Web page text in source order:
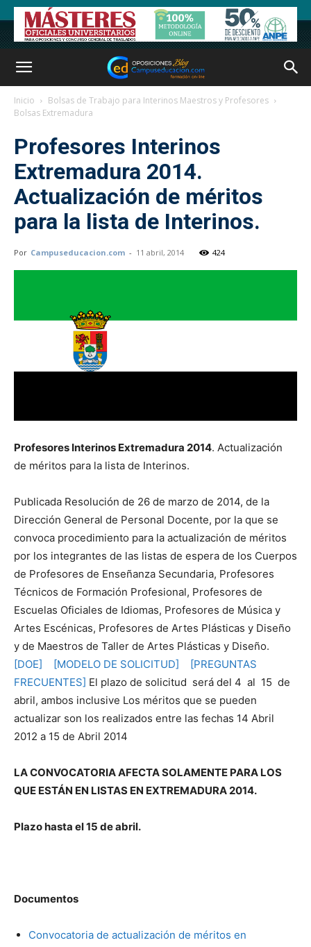
Inicio
Bolsas de Trabajo para Interinos Maestros y Profesores
Bolsas Extremadura
Profesores Interinos
Extremadura 2014.
Actualización de méritos
para la lista de Interinos.
Por Campuseducacion.com - 11 abril, 2014 424
Profesores Interinos Extremadura 2014. Actualización
de méritos para la lista de Interinos.
Publicada Resolución de 26 de marzo de 2014, de la
Dirección General de Personal Docente, por la que se
convoca procedimiento para la actualización de méritos
por los integrantes de las listas de espera de los Cuerpos
de Profesores de Enseñanza Secundaria, Profesores
Técnicos de Formación Profesional, Profesores de
Escuelas Oficiales de Idiomas, Profesores de Música y
Artes Escénicas, Profesores de Artes Plásticas y Diseño
y de Maestros de Taller de Artes Plásticas y Diseño.
[DOE]
[MODELO DE SOLICITUD]
[PREGUNTAS
FRECUENTES] El plazo de solicitud será del 4 al 15 de
abril, ambos inclusive Los méritos que se pueden
actualizar son los realizados entre las fechas 14 Abril
2012 a 15 de Abril 2014
LA CONVOCATORIA AFECTA SOLAMENTE PARA LOS
QUE ESTÁN EN LISTAS EN EXTREMADURA 2014.
Plazo hasta el 15 de abril.
Documentos
Convocatoria de actualización de méritos en